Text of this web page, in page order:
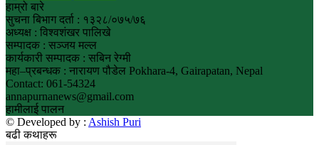
हाम्रो बारे
सुचना बिभाग दर्ता : १३२८/०७५/७६
अध्यक्ष : विश्वशंखर पालिखे
सम्पादक : सञ्जय मल्ल
कार्यकारी सम्पादक : सबिन रेग्मी
महा–प्रबन्धक : नारायण पौडेल Pokhara-4, Gairapatan, Nepal
Contact: 061-54324
annapurnanews@gmail.com
हामीलाई पालन
© Developed by : Ashish Puri
बढी कथाहरू